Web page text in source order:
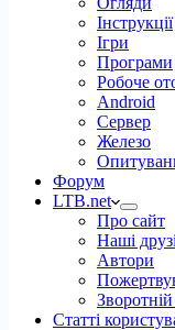
Інструкції
Ігри
Програми
Робоче
Android
Сервер
Железо
Форум
LTB.net
Про сайт
Наші друзі
Автори
Зворотній
Статті